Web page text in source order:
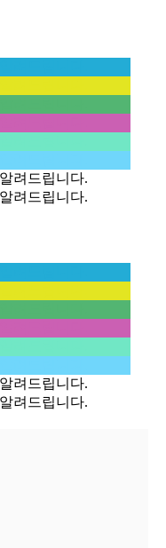
려드립니다.
려드립니다.
려드립니다.
려드립니다.